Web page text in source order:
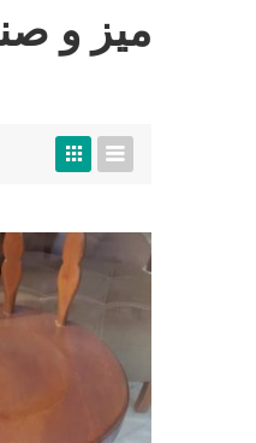
میز و